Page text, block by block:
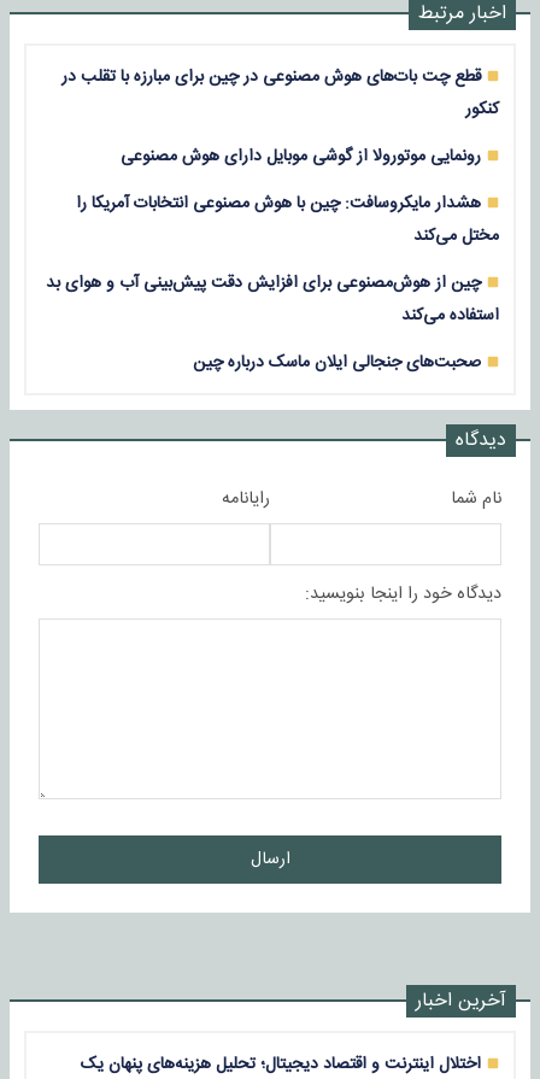
اخبار مرتبط
قطع چت بات‌های هوش مصنوعی در چین برای مبارزه با تقلب در
کنکور
رونمایی موتورولا از گوشی موبایل دارای هوش مصنوعی
هشدار مایکروسافت: چین با هوش مصنوعی انتخابات آمریکا را
مختل می‌کند
چین از هوش‌مصنوعی برای افزایش دقت پیش‌بینی آب و هوای بد
استفاده می‌کند
صحبت‌های جنجالی ایلان ماسک درباره چین
دیدگاه
نام شما رایانامه
دیدگاه خود را اینجا بنویسید:
ارسال
آخرین اخبار
اختلال اینترنت و اقتصاد دیجیتال؛ تحلیل هزینه‌های پنهان یک